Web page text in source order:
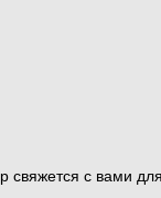
с вами для